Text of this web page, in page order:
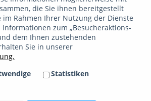
/Impressum
Google bewertet
5.0
die Sie ihnen bereitgestellt
im Rahmen Ihrer Nutzung der Dienste
zum „Besucheraktions-
dem Ihnen zustehenden
Sie in unserer
Statistiken